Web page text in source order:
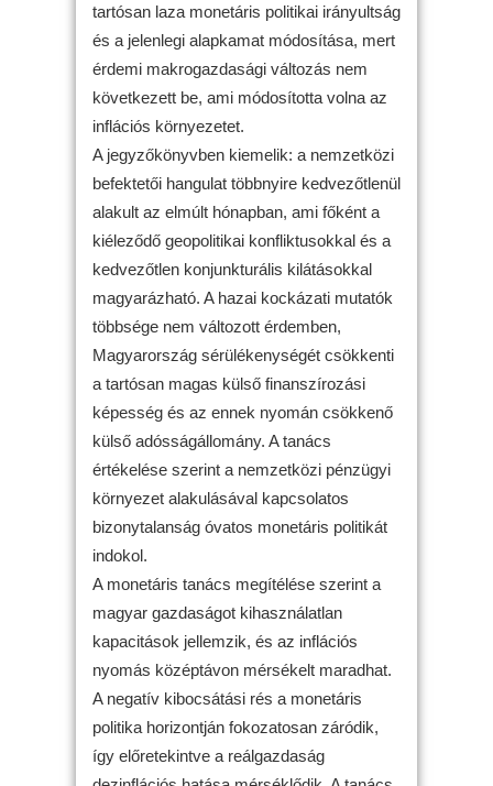
tartósan laza monetáris politikai irányultság
és a jelenlegi alapkamat módosítása, mert
érdemi makrogazdasági változás nem
következett be, ami módosította volna az
inflációs környezetet.
A jegyzőkönyvben kiemelik: a nemzetközi
befektetői hangulat többnyire kedvezőtlenül
alakult az elmúlt hónapban, ami főként a
kiéleződő geopolitikai konfliktusokkal és a
kedvezőtlen konjunkturális kilátásokkal
magyarázható. A hazai kockázati mutatók
többsége nem változott érdemben,
Magyarország sérülékenységét csökkenti
a tartósan magas külső finanszírozási
képesség és az ennek nyomán csökkenő
külső adósságállomány. A tanács
értékelése szerint a nemzetközi pénzügyi
környezet alakulásával kapcsolatos
bizonytalanság óvatos monetáris politikát
indokol.
A monetáris tanács megítélése szerint a
magyar gazdaságot kihasználatlan
kapacitások jellemzik, és az inflációs
nyomás középtávon mérsékelt maradhat.
A negatív kibocsátási rés a monetáris
politika horizontján fokozatosan záródik,
így előretekintve a reálgazdaság